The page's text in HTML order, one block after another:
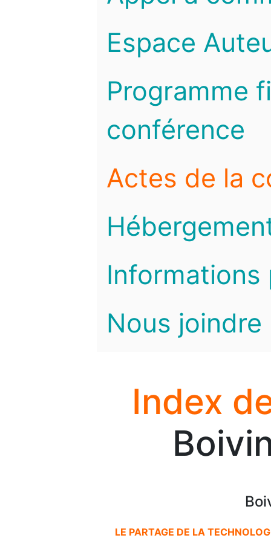
Espace
Programme
conférence
Actes de la
Informations
Nous joindre
Index
LE PARTAGE DE LA